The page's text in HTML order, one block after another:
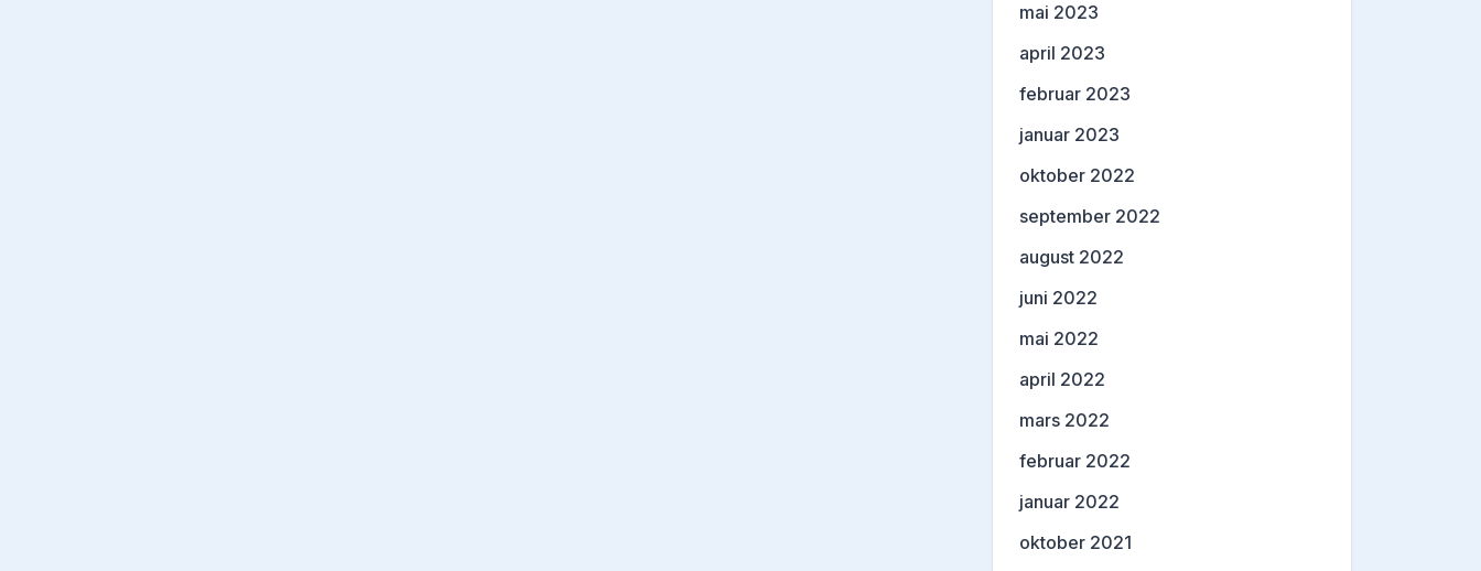
mai 2023
april 2023
februar 2023
januar 2023
oktober 2022
september 2022
august 2022
juni 2022
mai 2022
april 2022
mars 2022
februar 2022
januar 2022
oktober 2021